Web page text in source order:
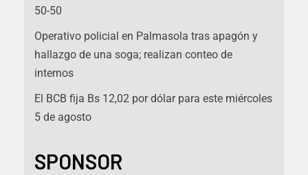
50-50
Operativo policial en Palmasola tras apagón y
hallazgo de una soga; realizan conteo de
internos
El BCB fija Bs 12,02 por dólar para este miércoles
5 de agosto
SPONSOR